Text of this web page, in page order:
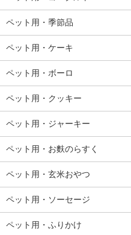
ペット用・季節品
ペット用・ケーキ
ペット用・ボーロ
ペット用・クッキー
ペット用・ジャーキー
ペット用・お麩のらすく
ペット用・玄米おやつ
ペット用・ソーセージ
ペット用・ふりかけ